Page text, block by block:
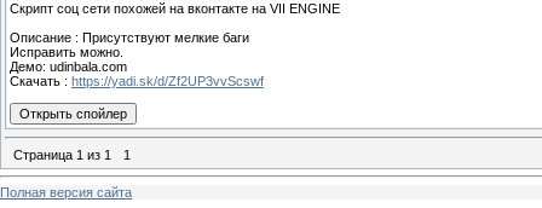
Скрипт соц сети похожей на вконтакте на VII ENGINE
Описание : Присутствуют мелкие баги
Исправить можно.
Демо: udinbala.com
Скачать : https://yadi.sk/d/Zf2UP3vvScswf
Страница 1 из 1 1
Полная версия сайта